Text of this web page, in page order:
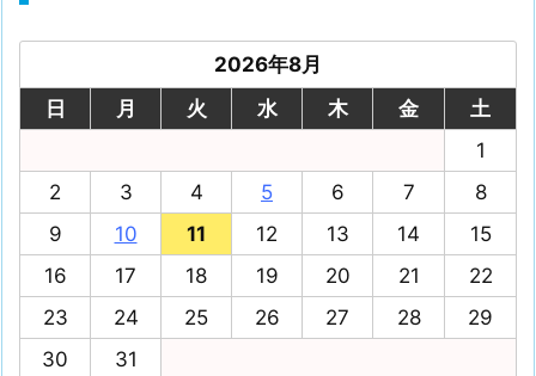
2026年8月
日
月 火 水 木 金
土
1
2
3 4 5 6 7
8
9
10 11 12 13 14
15
16
17 18 19 20 21
22
23
24 25 26 27 28
29
30
31